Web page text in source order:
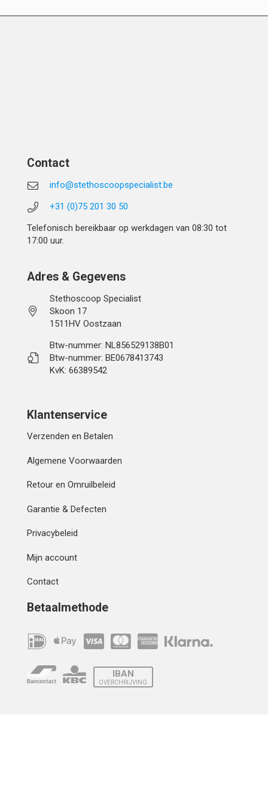
Contact
info@stethoscoopspecialist.be
+31 (0)75 201 30 50
Telefonisch bereikbaar op werkdagen van 08:30 tot
17:00 uur.
Adres & Gegevens
Stethoscoop Specialist
Skoon 17
1511HV Oostzaan
Btw-nummer: NL856529138B01
Btw-nummer: BE0678413743
KvK: 66389542
Klantenservice
Verzenden en Betalen
Algemene Voorwaarden
Retour en Omruilbeleid
Garantie & Defecten
Privacybeleid
Mijn account
Contact
Betaalmethode
IBAN
OVERCHRIJVING